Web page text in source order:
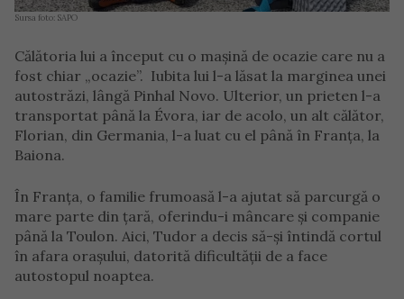
Sursa foto: SAPO
Călătoria lui a început cu o mașină de ocazie care nu a
fost chiar „ocazie”. Iubita lui l-a lăsat la marginea unei
autostrăzi, lângă Pinhal Novo. Ulterior, un prieten l-a
transportat până la Évora, iar de acolo, un alt călător,
Florian, din Germania, l-a luat cu el până în Franța, la
Baiona.
În Franța, o familie frumoasă l-a ajutat să parcurgă o
mare parte din țară, oferindu-i mâncare și companie
până la Toulon. Aici, Tudor a decis să-și întindă cortul
în afara orașului, datorită dificultății de a face
autostopul noaptea.